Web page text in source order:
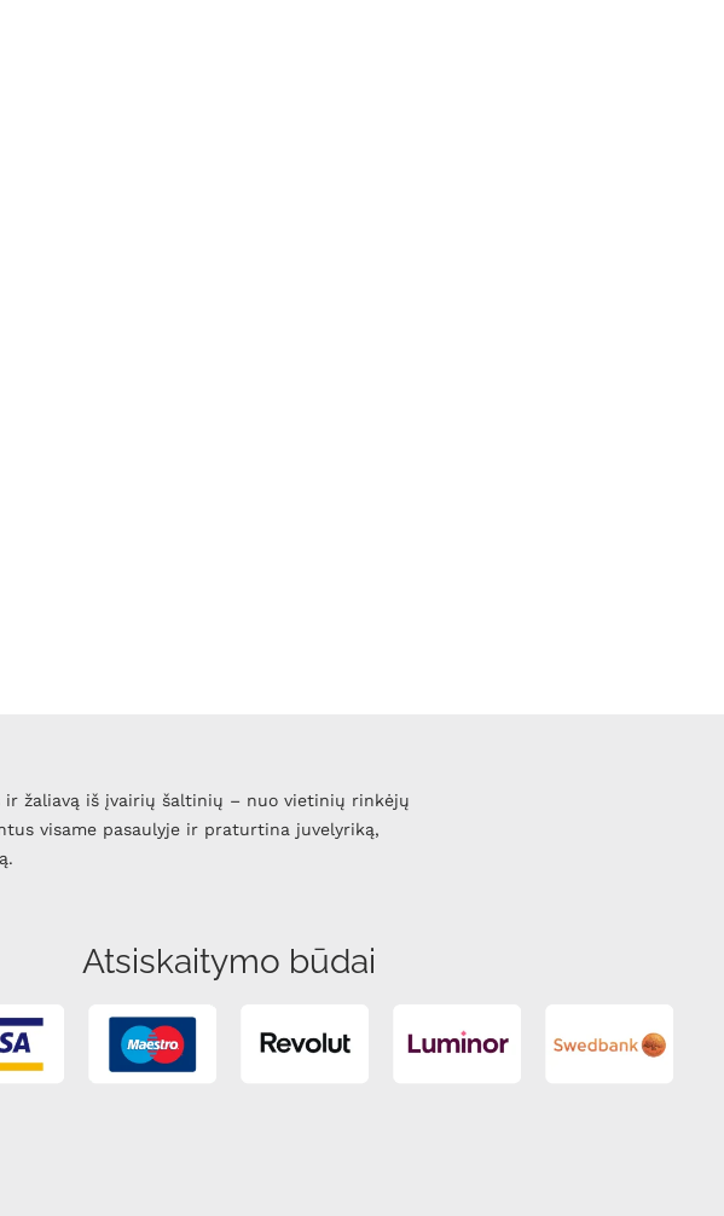
ir žaliavą iš įvairių šaltinių – nuo vietinių rinkėjų
visame pasaulyje ir praturtina juvelyriką,
Atsiskaitymo būdai